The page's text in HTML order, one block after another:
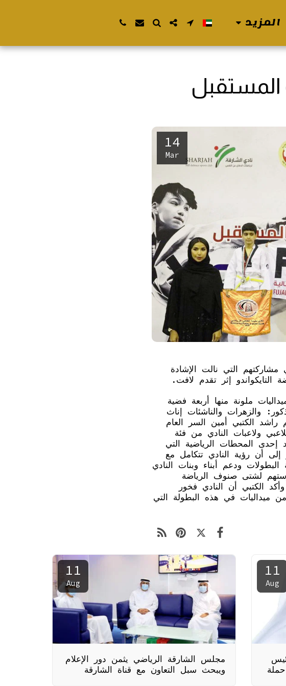
المزيد
المستقبل
14
Mar
التي نالت الإشادة
إثر تقدم لافت.
ملونة منها أربعة فضية
والزهرات والناشئات إناث
الكتبي أمين السر العام
ولاعبات النادي من فئة
إحدى المحطات الرياضية التي
إلى أن رؤية النادي تتكامل مع
ودعم أبناء وبنات النادي
لشتى صنوف الرياضة
الكتبي أن النادي فخور
ميداليات في هذه البطولة التي
11
Aug
هلال الحزامي رئيس
11
Aug
مجلس الشارقة الرياضي يثمن دور الإعلام
ويبحث سبل التعاون مع قناة الشارقة